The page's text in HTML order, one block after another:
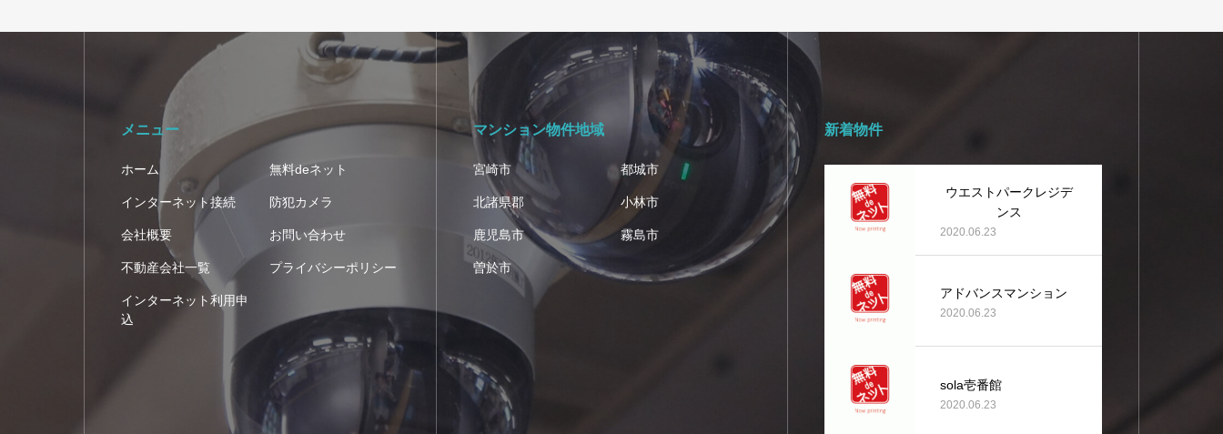
メニュー
ホーム 無料deネット
インターネット接続 防犯カメラ
会社概要 お問い合わせ
不動産会社一覧 プライバシーポリシー
インターネット利用申
込
マンション物件地域
宮崎市 都城市
北諸県郡 小林市
鹿児島市 霧島市
曽於市
新着物件
ウエストパークレジデ
ンス
2020.06.23
アドバンスマンション
2020.06.23
sola壱番館
2020.06.23